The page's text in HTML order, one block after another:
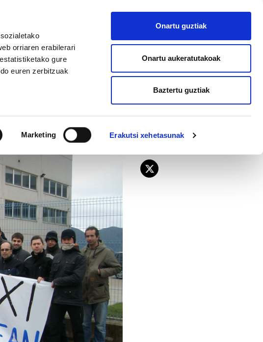
orriaren erabilerari
gure
euren zerbitzuak
Marketing Erakutsi xehetasunak
Onartu guztiak
Onartu aukeratutakoak
Baztertu guztiak
AFILIATU